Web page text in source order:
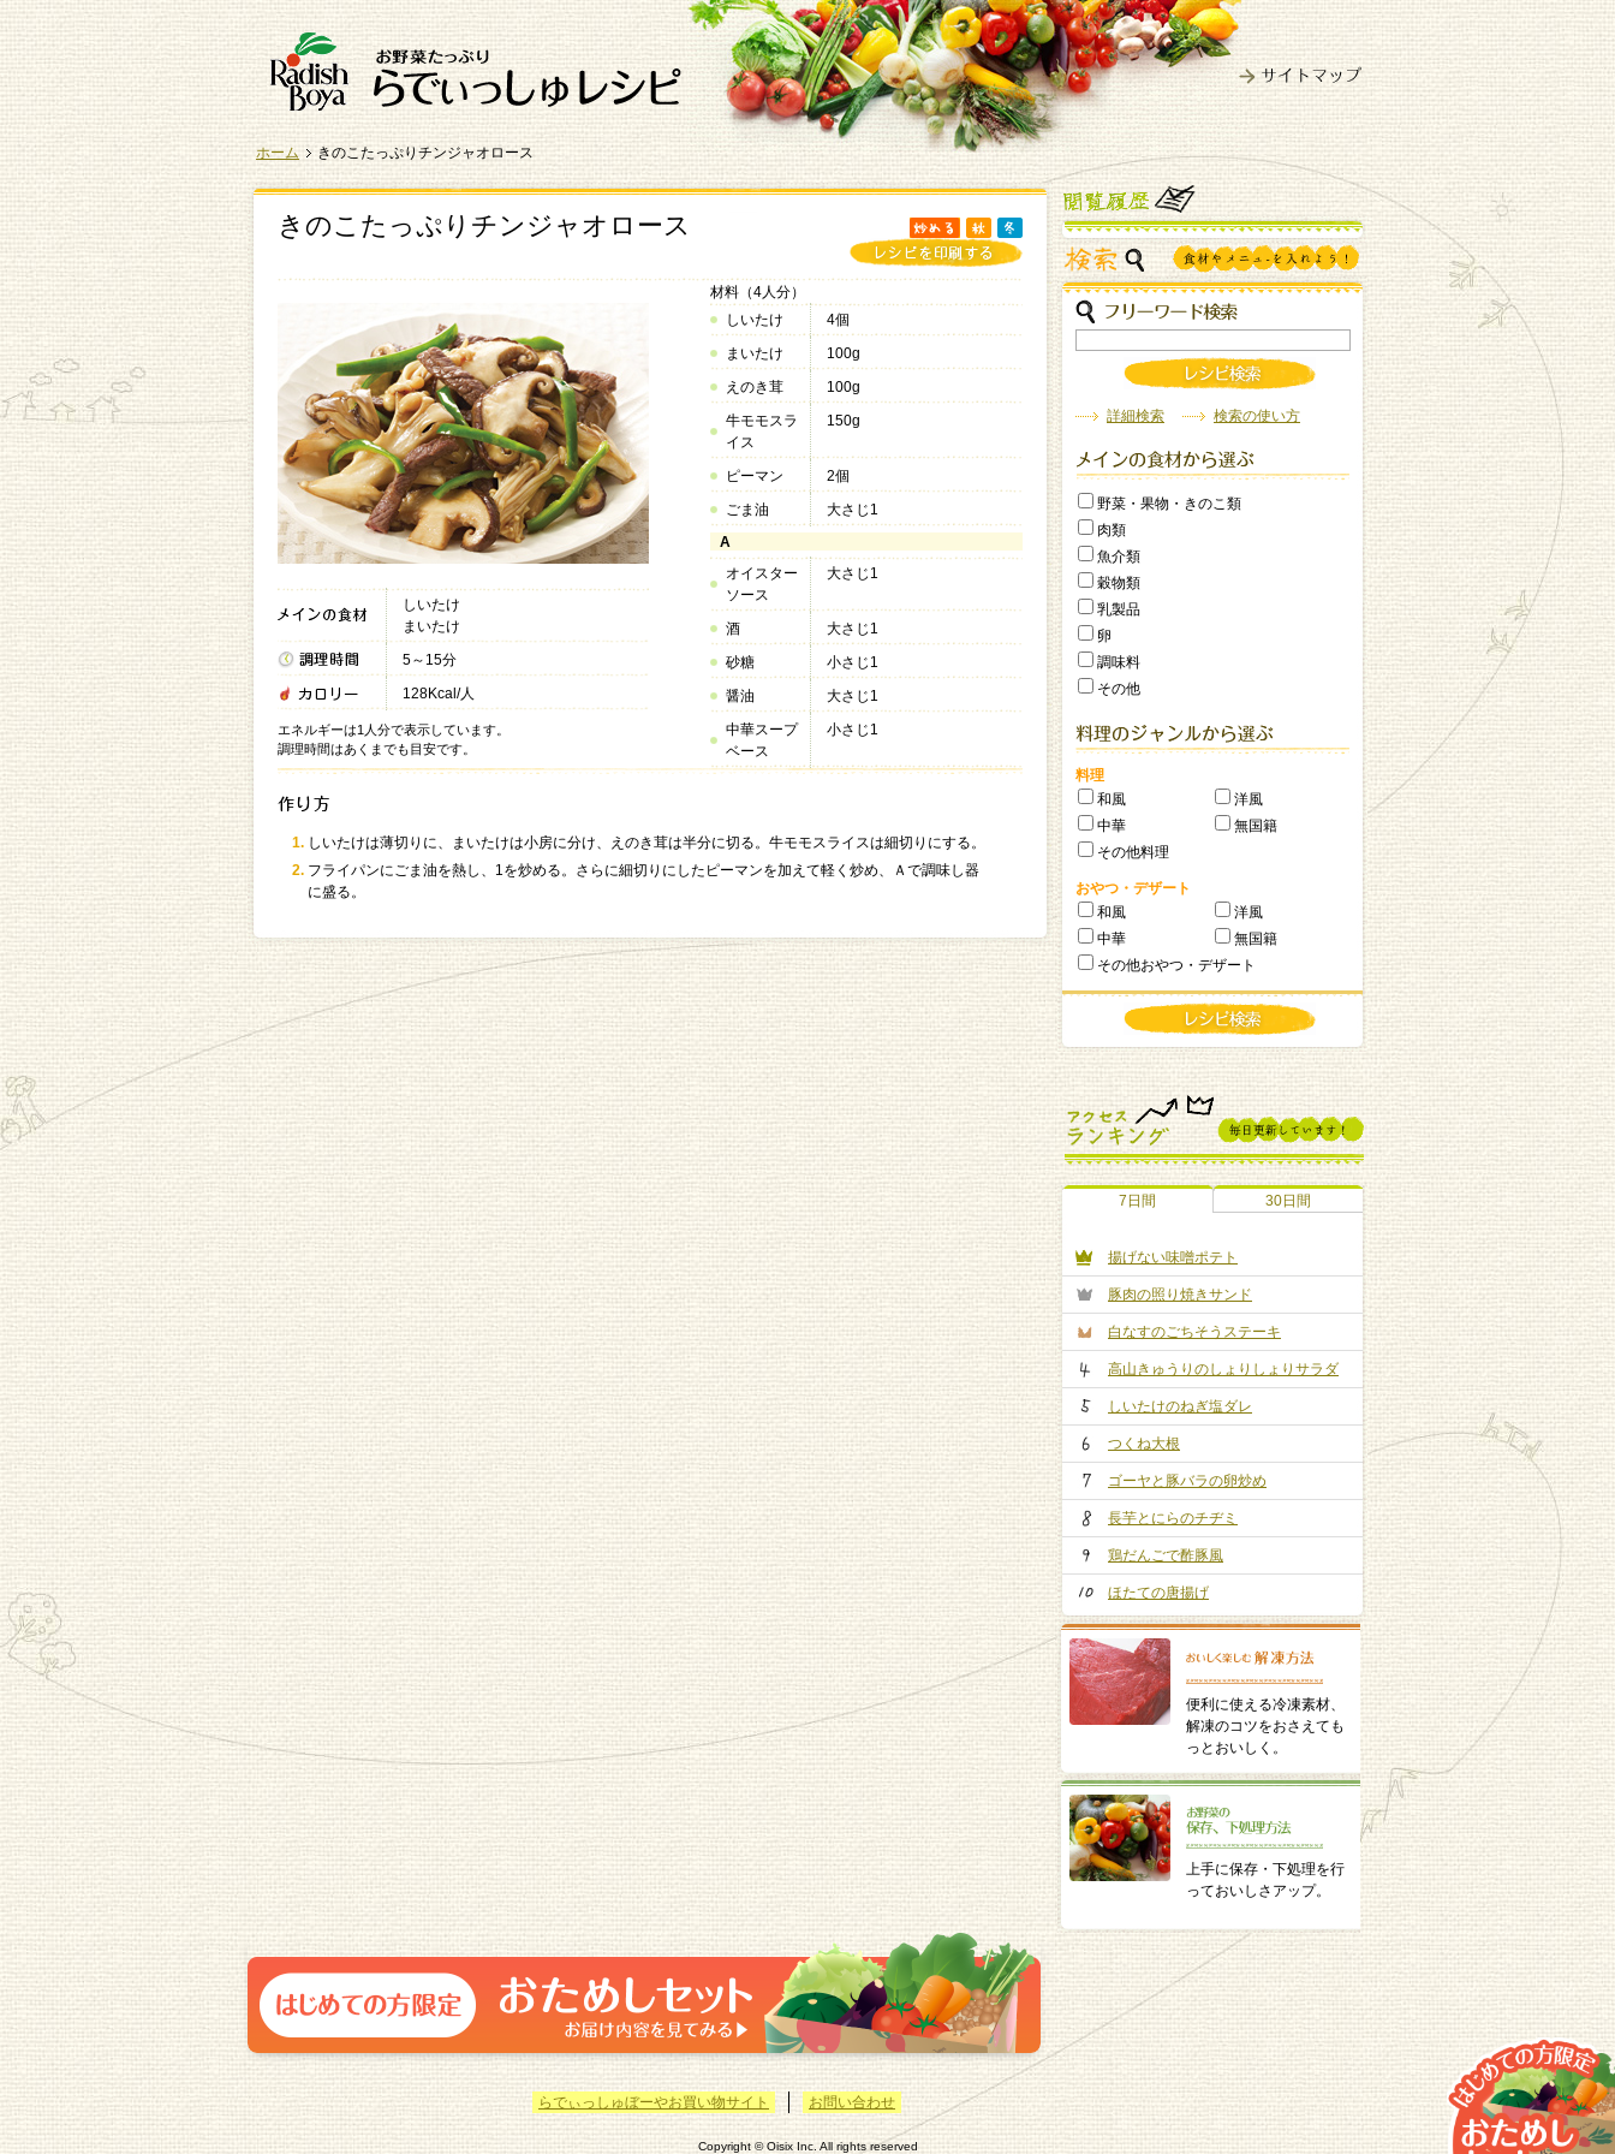
ホーム きのこたっぷりチンジャオロース
きのこたっぷりチンジャオロース
しいたけ
まいたけ
5～15分
128Kcal/人
エネルギーは1人分で表示しています。
調理時間はあくまでも目安です。
材料（4人分）
しいたけ
4個
まいたけ
100g
えのき茸
100g
牛モモスラ
イス
150g
ピーマン
2個
ごま油
大さじ1
A
オイスター
ソース
大さじ1
酒
大さじ1
砂糖
小さじ1
醤油
大さじ1
中華スープ
ベース
小さじ1
しいたけは薄切りに、まいたけは小房に分け、えのき茸は半分に切る。牛モモスライスは細切りにする。
フライパンにごま油を熱し、1を炒める。さらに細切りにしたピーマンを加えて軽く炒め、Ａで調味し器
に盛る。
詳細検索 検索の使い方
野菜・果物・きのこ類
肉類
魚介類
穀物類
乳製品
卵
調味料
その他
料理
和風
洋風
中華
無国籍
その他料理
おやつ・デザート
和風
洋風
中華
無国籍
その他おやつ・デザート
7日間 30日間
揚げない味噌ポテト
豚肉の照り焼きサンド
白なすのごちそうステーキ
高山きゅうりのしょりしょりサラダ
しいたけのねぎ塩ダレ
つくね大根
ゴーヤと豚バラの卵炒め
長芋とにらのチヂミ
鶏だんごで酢豚風
ほたての唐揚げ
便利に使える冷凍素材、
解凍のコツをおさえても
っとおいしく。
上手に保存・下処理を行
っておいしさアップ。
らでぃっしゅぼーやお買い物サイト お問い合わせ
Copyright © Oisix Inc. All rights reserved